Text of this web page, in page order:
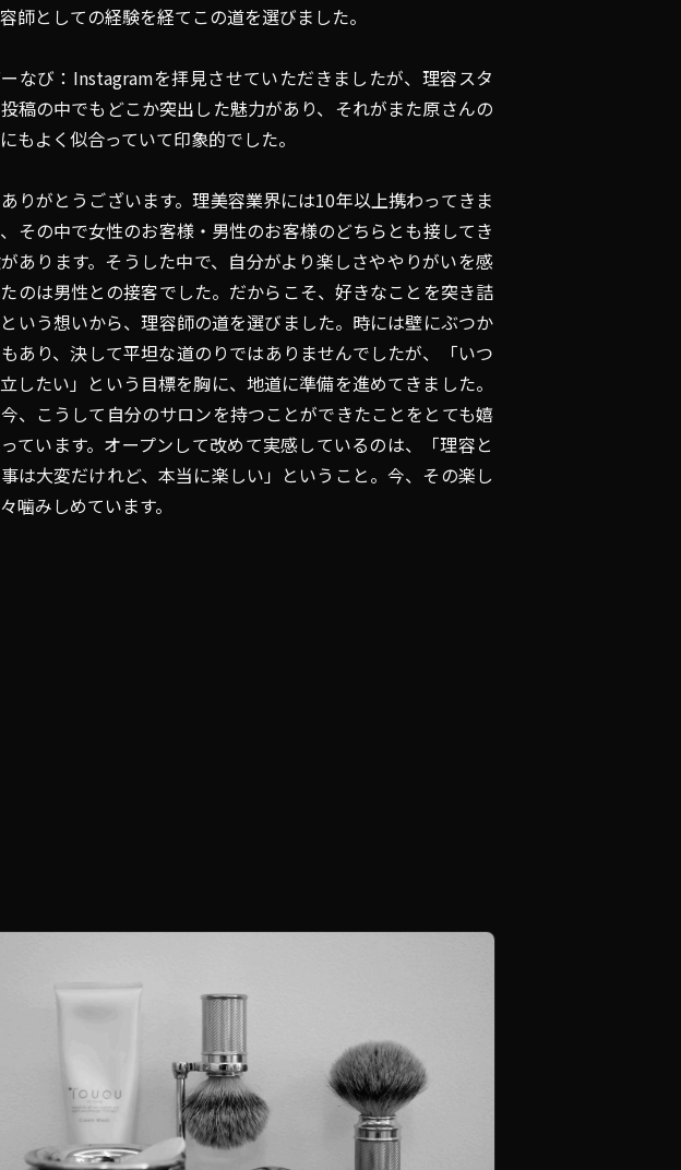
師としての経験を経てこの道を選びました。
なび：Instagramを拝見させていただきましたが、理容スタ
稿の中でもどこか突出した魅力があり、それがまた原さんの
もよく似合っていて印象的でした。
りがとうございます。理美容業界には10年以上携わってきま
その中で女性のお客様・男性のお客様のどちらとも接してき
あります。そうした中で、自分がより楽しさややりがいを感
のは男性との接客でした。だからこそ、好きなことを突き詰
いう想いから、理容師の道を選びました。時には壁にぶつか
あり、決して平坦な道のりではありませんでしたが、「いつ
したい」という目標を胸に、地道に準備を進めてきました。
、こうして自分のサロンを持つことができたことをとても嬉
ています。オープンして改めて実感しているのは、「理容と
は大変だけれど、本当に楽しい」ということ。今、その楽し
噛みしめています。